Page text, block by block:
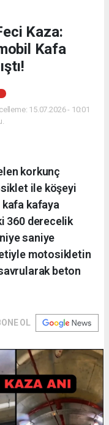
Kaza:
Kafa
15.07.2026 - 10:01
korkunç
ile köşeyi
kafaya
360 derecelik
saniye
motosikletin
beton
OL